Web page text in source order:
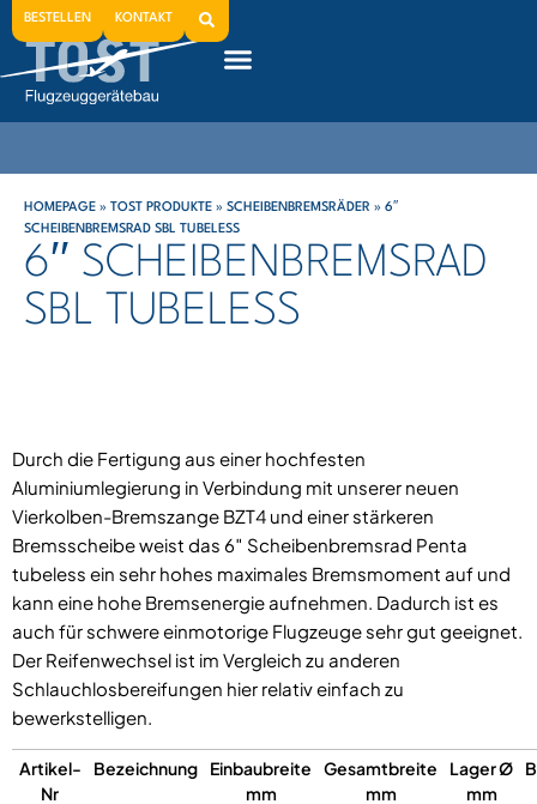
BESTELLEN KONTAKT
HOMEPAGE » TOST PRODUKTE » SCHEIBENBREMSRÄDER » 6′′
SCHEIBENBREMSRAD SBL TUBELESS
6′′ SCHEIBENBREMSRAD
SBL TUBELESS
Durch die Fertigung aus einer hochfesten
Aluminiumlegierung in Verbindung mit unserer neuen
Vierkolben-Bremszange BZT4 und einer stärkeren
Bremsscheibe weist das 6″ Scheibenbremsrad Penta
tubeless ein sehr hohes maximales Bremsmoment auf und
kann eine hohe Bremsenergie aufnehmen. Dadurch ist es
auch für schwere einmotorige Flugzeuge sehr gut geeignet.
Der Reifenwechsel ist im Vergleich zu anderen
Schlauchlosbereifungen hier relativ einfach zu
bewerkstelligen.
Artikel-
Nr
Bezeichnung
Einbaubreite
mm
Gesamtbreite
mm
Lager Ø
mm